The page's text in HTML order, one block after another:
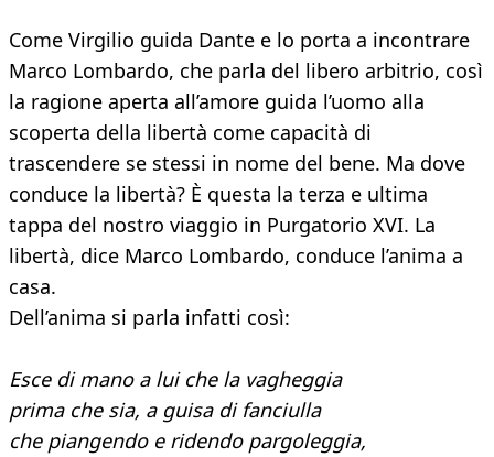
Come Virgilio guida Dante e lo porta a incontrare
Marco Lombardo, che parla del libero arbitrio, così
la ragione aperta all’amore guida l’uomo alla
scoperta della libertà come capacità di
trascendere se stessi in nome del bene. Ma dove
conduce la libertà? È questa la terza e ultima
tappa del nostro viaggio in Purgatorio XVI. La
libertà, dice Marco Lombardo, conduce l’anima a
casa.
Dell’anima si parla infatti così:
Esce di mano a lui che la vagheggia
prima che sia, a guisa di fanciulla
che piangendo e ridendo pargoleggia,